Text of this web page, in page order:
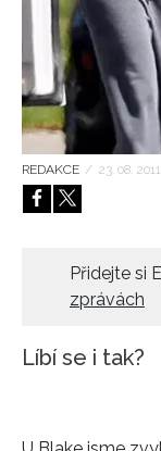
HOME
REDAKCE / 23. 08. 2011
Přidejte si
zprávách
Líbí se i tak?